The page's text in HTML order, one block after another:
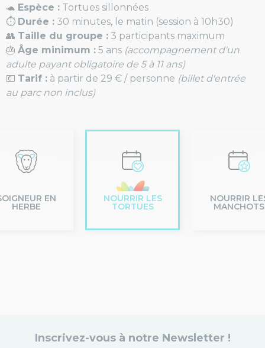
🐢 Espèce : Tortues sillonnées
⏱️ Durée : 30 minutes, le matin (session à 10h30)
👥 Taille du groupe : 3 participants maximum
🎂 Âge minimum : 5 ans (accompagnement d'un
adulte payant obligatoire de 5 à 11 ans)
💶 Tarif : à partir de 29 € / personne (billet d'entrée
au parc non inclus)
EN
HERBE
NOURRIR LES
TORTUES
NOURRIR
MANCHOTS
Inscrivez-vous à notre Newsletter !